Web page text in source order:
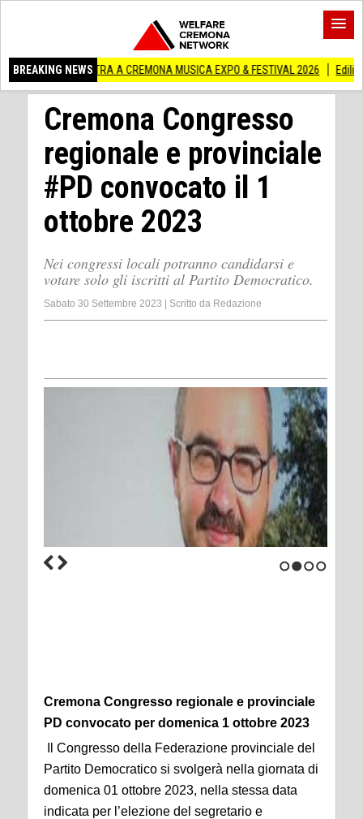
BREAKING NEWS
MOSTRA A CREMONA MUSICA EXPO & FESTIVAL 2026 Edilizia lombarda,
Cremona Congresso
regionale e provinciale
#PD convocato il 1
ottobre 2023
Nei congressi locali potranno candidarsi e
votare solo gli iscritti al Partito Democratico.
Sabato 30 Settembre 2023 Scritto da Redazione
Cremona Congresso regionale e provinciale
PD convocato per domenica 1 ottobre 2023
Il Congresso della Federazione provinciale del
Partito Democratico si svolgerà nella giornata di
domenica 01 ottobre 2023, nella stessa data
indicata per l’elezione del segretario e